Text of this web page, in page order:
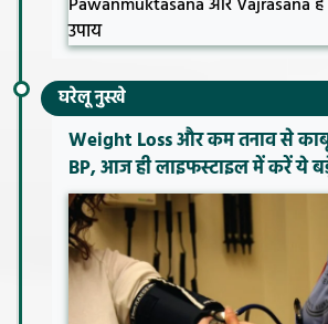
घरेलू नुस्खे
Weight Loss और कम तनाव से
BP, आज ही लाइफस्टाइल में करें ये